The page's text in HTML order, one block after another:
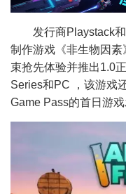
发行商Playstack
制作游戏《非生物因
束抢先体验并推出1.0
Series和PC ，该游戏
Game Pass的首日游戏